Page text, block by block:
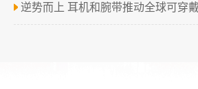
逆势而上 耳机和腕带推动全球可穿